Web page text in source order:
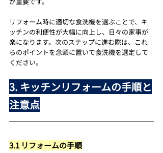
リフォーム時に適切な食洗機を選ぶことで、キ
ッチンの利便性が大幅に向上し、日々の家事が
楽になります。次のステップに進む際は、これ
らのポイントを念頭に置いて食洗機を選定して
ください。
3. キッチンリフォームの手順と
注意点
3.1 リフォームの手順